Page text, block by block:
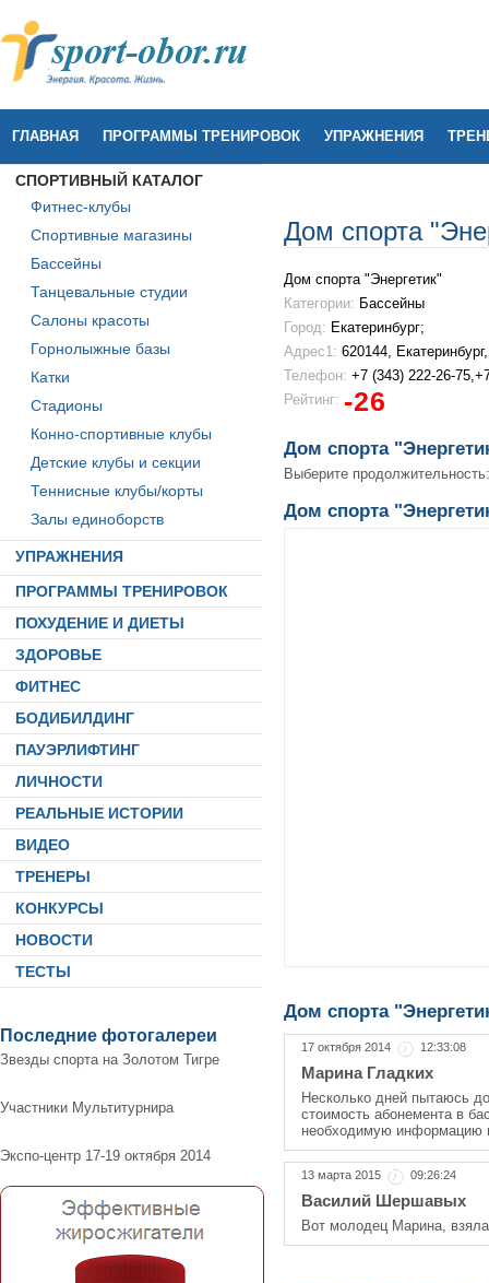
ГЛАВНАЯ ПРОГРАММЫ ТРЕНИРОВОК УПРАЖНЕНИЯ
СПОРТИВНЫЙ КАТАЛОГ
Фитнес-клубы
Спортивные магазины
Бассейны
Танцевальные студии
Салоны красоты
Горнолыжные базы
Катки
Стадионы
Конно-спортивные клубы
Детские клубы и секции
Теннисные клубы/корты
Залы единоборств
УПРАЖНЕНИЯ
ПРОГРАММЫ ТРЕНИРОВОК
ПОХУДЕНИЕ И ДИЕТЫ
ЗДОРОВЬЕ
ФИТНЕС
БОДИБИЛДИНГ
ПАУЭРЛИФТИНГ
ЛИЧНОСТИ
РЕАЛЬНЫЕ ИСТОРИИ
ВИДЕО
ТРЕНЕРЫ
КОНКУРСЫ
НОВОСТИ
ТЕСТЫ
Последние фотогалереи
Звезды спорта на Золотом Тигре
Участники Мультитурнира
Экспо-центр 17-19 октября 2014
Дом спорта
Дом спорта "Энергетик"
Категории: Бассейны
Город: Екатеринбург;
Адрес1: 620144,
Телефон: +7 (343) 222-26-
Рейтинг: -26
Дом спорта
Выберите
Дом спорта
Дом спорта
17 октября 2014 12:33:08
Марина Гладких
Несколько дней пытаюсь
стоимость абонемента в
необходимую информацию
13 марта 2015 09:26:24
Василий Шершавых
Вот молодец Марина,